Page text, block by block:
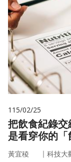
115/02/25
把飲食紀錄
是看穿你的「
黃宜稜 ｜ 科技大